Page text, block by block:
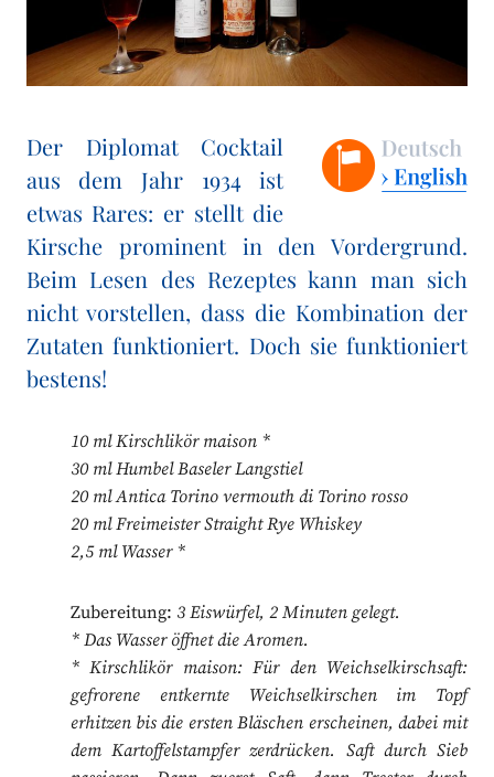
Der Diplomat Cocktail
aus dem Jahr 1934 ist
etwas Rares: er stellt die
Kirsche prominent in den Vordergrund.
Beim Lesen des Rezeptes kann man sich
nicht vorstellen, dass die Kombination der
Zutaten funktioniert. Doch sie funktioniert
bestens!
10 ml Kirschlikör maison *
30 ml Humbel Baseler Langstiel
20 ml Antica Torino vermouth di Torino rosso
20 ml Freimeister Straight Rye Whiskey
2,5 ml Wasser *
Zubereitung: 3 Eiswürfel, 2 Minuten gelegt.
* Das Wasser öffnet die Aromen.
* Kirschlikör maison: Für den Weichselkirschsaft:
gefrorene entkernte Weichselkirschen im Topf
erhitzen bis die ersten Bläschen erscheinen, dabei mit
dem Kartoffelstampfer zerdrücken. Saft durch Sieb